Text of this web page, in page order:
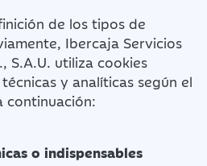
de los tipos de
Ibercaja Servicios
S.A.U. utiliza cookies
y analíticas según el
continuación:
o indispensables